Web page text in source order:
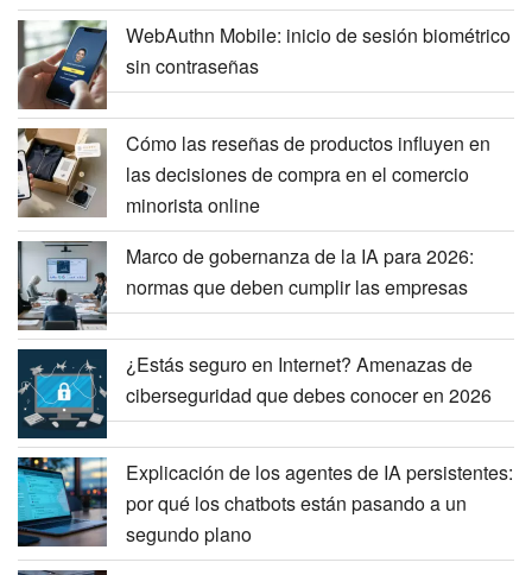
WebAuthn Mobile: inicio de sesión biométrico
sin contraseñas
Cómo las reseñas de productos influyen en
las decisiones de compra en el comercio
minorista online
Marco de gobernanza de la IA para 2026:
normas que deben cumplir las empresas
¿Estás seguro en Internet? Amenazas de
ciberseguridad que debes conocer en 2026
Explicación de los agentes de IA persistentes:
por qué los chatbots están pasando a un
segundo plano